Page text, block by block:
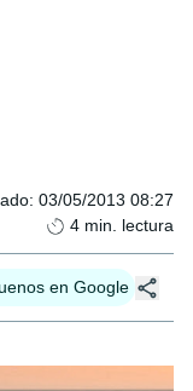
: 03/05/2013 08:27
4 min. lectura
en Google